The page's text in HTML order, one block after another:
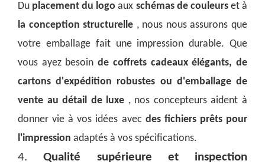
Du placement du logoaux schémas de couleurs et à
la conception structurelle , nous nous assurons que
votre emballage fait une impression durable. Que
vous ayez besoinde coffrets cadeaux élégants, de
cartons d'expédition robustes ou d'emballage de
vente au détail de luxe , nos concepteurs aident à
donner vie à vos idées avec des fichiers prêts pour
l'impression adaptés à vos spécifications.
4.Qualité supérieure et inspection